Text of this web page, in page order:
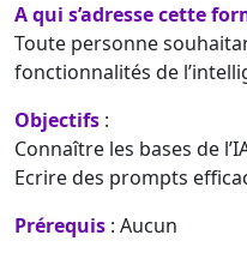
A qui s’adresse cette
Toute personne
fonctionnalités de
Objectifs :
Connaître les bases de
Ecrire des prompts
Prérequis : Aucun